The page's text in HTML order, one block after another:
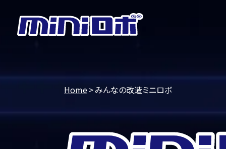
Home みんなの改造ミニロボ